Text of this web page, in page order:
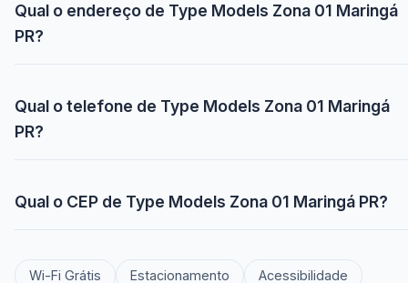
Qual o endereço de Type Models Zona 01 Maringá
PR?
Qual o telefone de Type Models Zona 01 Maringá
PR?
Qual o CEP de Type Models Zona 01 Maringá PR?
Wi-Fi Grátis Estacionamento Acessibilidade